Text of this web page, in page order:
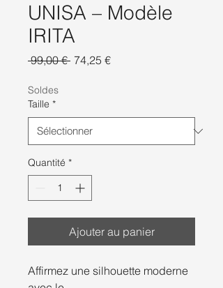
UNISA – Modèle
IRITA
99,00 € Prix
74,25 €Prix
Soldes
Taille *
Quantité *
Ajouter au panier
Affirmez une silhouette moderne